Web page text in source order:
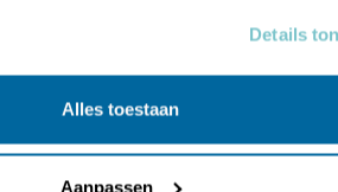
Details
Alles toestaan
Aanpassen
KOM JE NIET